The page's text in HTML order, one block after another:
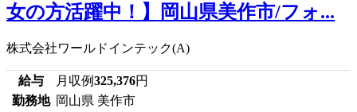
女の方活躍中！】岡山県美作市/フォ...
株式会社ワールドインテック(A)
給与 月収例325,376円
勤務地 岡山県 美作市